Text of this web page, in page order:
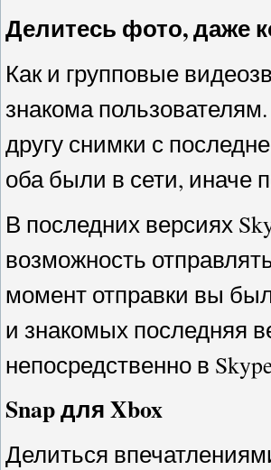
Делитесь фото, даже
Как и групповые
знакома
другу снимки с
оба были в сети, иначе
В последних версиях
возможность
момент отправки вы
и знакомых последняя
непосредственно в
Snap для Xbox
Делиться